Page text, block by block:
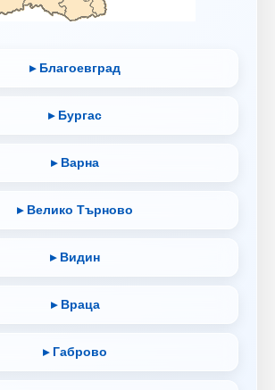
▸ Благоевград
▸ Бургас
▸ Варна
▸ Велико Търново
▸ Видин
▸ Враца
▸ Габрово